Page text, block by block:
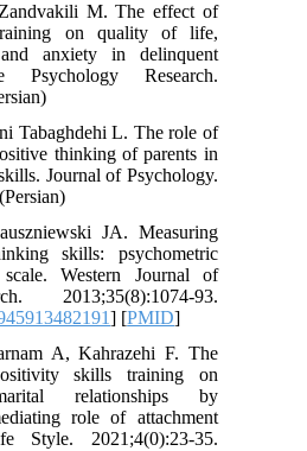
12. Nikmanesh Z, Zandvakili M. The
positive thinking training on
depression, stress and anxiety in
juveniles. Positive Psychology
2015;1(2):64-53. (Persian)
13. Asadi Z, Hosseini Tabaghdehi L.
perfectionism and positive thinking of
prediction of social skills. Journal of
2020;24(1):91-105. (Persian)
14. Bekhet AK, Zauszniewski JA.
use of positive thinking skills:
testing of a new scale. Western
Nursing Research.
[DOI:10.1177/0193945913482191
15. Nikbakht Z, Farnam A,
effectiveness of positivity skills
improving extramarital
emphasizing the mediating role of
styles. Islamic Life Style.